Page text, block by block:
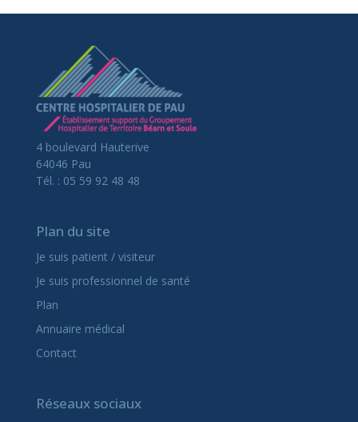
4 boulevard Hauterive
64046 Pau
Tél. : 05 59 92 48 48
Plan du site
Je suis patient / visiteur
Je suis professionnel de santé
Plan
Annuaire médical
Contact
Réseaux sociaux